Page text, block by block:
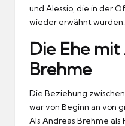
und Alessio, die in der
wieder erwähnt wurden.
Die Ehe
Brehme
Die Beziehung
war von Beginn an von
Als Andreas Brehme